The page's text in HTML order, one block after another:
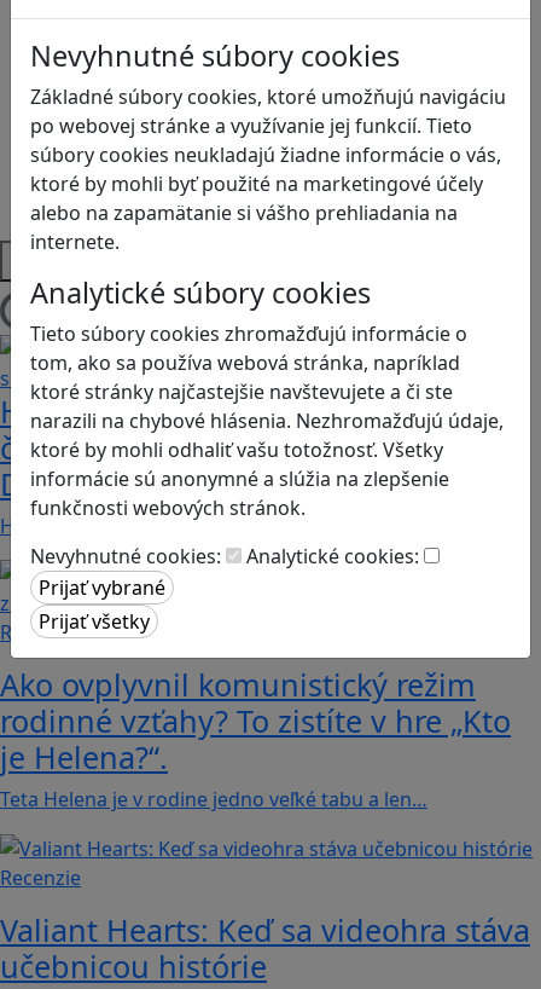
Nevyhnutné súbory cookies
Základné súbory cookies, ktoré umožňujú navigáciu
po webovej stránke a využívanie jej funkcií. Tieto
súbory cookies neukladajú žiadne informácie o vás,
ktoré by mohli byť použité na marketingové účely
alebo na zapamätanie si vášho prehliadania na
internete.
Analytické súbory cookies
Tieto súbory cookies zhromažďujú informácie o
tom, ako sa používa webová stránka, napríklad
ktoré stránky najčastejšie navštevujete a či ste
narazili na chybové hlásenia. Nezhromažďujú údaje,
ktoré by mohli odhaliť vašu totožnosť. Všetky
informácie sú anonymné a slúžia na zlepšenie
funkčnosti webových stránok.
Nevyhnutné cookies:
Analytické cookies:
Ľudské práva a tolerancia
Motorika a koncentrácia
Programovanie/Technika
Sociálne zručnosti a kooperácia
Strategické myslenie
Zdravie a pohyb
Platformy
Načítam blogy
Heritage Quest AR: Vráťte sa do
časov, keď Rímska ríša siahala až po
Dunaj
Heritage Quest AR je mobilná hra, ktorá ponúka…
Recenzie
Ako ovplyvnil komunistický režim
rodinné vzťahy? To zistíte v hre „Kto
je Helena?“.
Teta Helena je v rodine jedno veľké tabu a len…
Recenzie
Valiant Hearts: Keď sa videohra stáva
učebnicou histórie